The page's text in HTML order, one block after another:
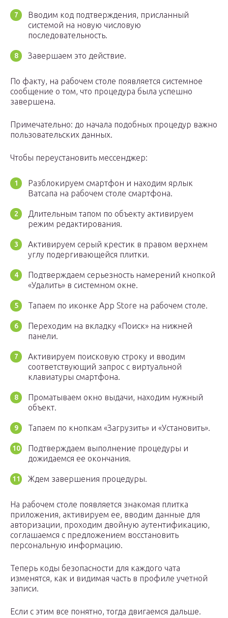
Вводим код подтверждения, присланный
системой на новую числовую
последовательность.
Завершаем это действие.
По факту, на рабочем столе появляется системное
сообщение о том, что процедура была успешно
завершена.
Примечательно: до начала подобных процедур важно
пользовательских данных.
Чтобы переустановить мессенджер:
Разблокируем смартфон и находим ярлык
Ватсапа на рабочем столе смартфона.
Длительным тапом по объекту активируем
режим редактирования.
Активируем серый крестик в правом верхнем
углу подергивающейся плитки.
Подтверждаем серьезность намерений кнопкой
«Удалить» в системном окне.
Тапаем по иконке App Store на рабочем столе.
Переходим на вкладку «Поиск» на нижней
панели.
Активируем поисковую строку и вводим
соответствующий запрос с виртуальной
клавиатуры смартфона.
Проматываем окно выдачи, находим нужный
объект.
Тапаем по кнопкам «Загрузить» и «Установить».
Подтверждаем выполнение процедуры и
дожидаемся ее окончания.
Ждем завершения процедуры.
На рабочем столе появляется знакомая плитка
приложения, активируем ее, вводим данные для
авторизации, проходим двойную аутентификацию,
соглашаемся с предложением восстановить
персональную информацию.
Теперь коды безопасности для каждого чата
изменятся, как и видимая часть в профиле учетной
записи.
Если с этим все понятно, тогда двигаемся дальше.